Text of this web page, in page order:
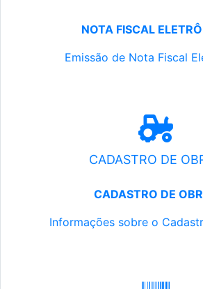
NOTA FISCAL
Emissão de Nota Fiscal
CADASTRO DE
CADASTRO DE
Informações sobre o